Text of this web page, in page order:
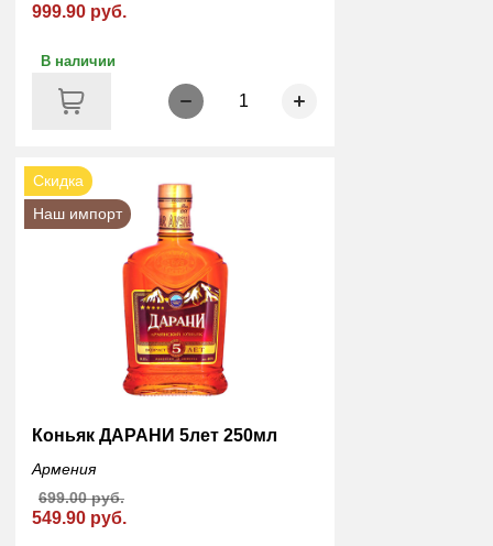
999.90 руб.
В наличии
1
Скидка
Наш импорт
Коньяк ДАРАНИ 5лет 250мл
Армения
549.90 руб.
699.00 руб.